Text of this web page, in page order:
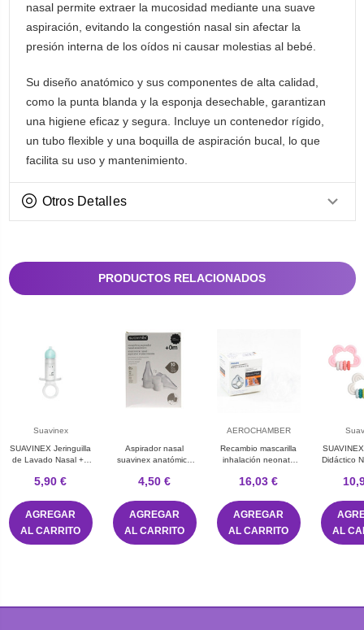
nasal permite extraer la mucosidad mediante una suave
aspiración, evitando la congestión nasal sin afectar la
presión interna de los oídos ni causar molestias al bebé.
Su diseño anatómico y sus componentes de alta calidad,
como la punta blanda y la esponja desechable, garantizan
una higiene eficaz y segura. Incluye un contenedor rígido,
un tubo flexible y una boquilla de aspiración bucal, lo que
facilita su uso y mantenimiento.
Otros Detalles
PRODUCTOS RELACIONADOS
Suavinex
SUAVINEX Jeringuilla
de Lavado Nasal +6
5,90 €
AGREGAR
AL CARRITO
Aspirador nasal
suavinex anatómico
4,50 €
AGREGAR
AL CARRITO
AEROCHAMBER
Recambio mascarilla
inhalación neonato
prochamber 0 a 18
16,03 €
AGREGAR
AL CARRITO
Didáctico
AL